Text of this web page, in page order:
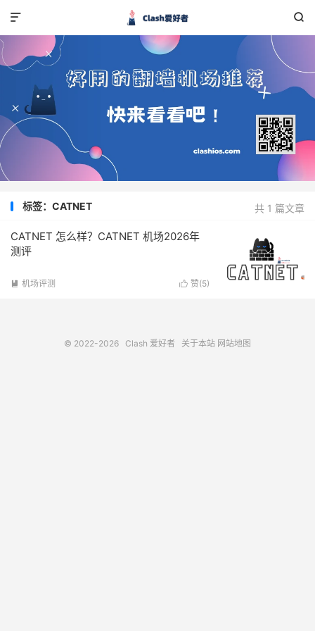


共 1 篇文章
标签：CATNET
CATNET 怎么样？CATNET 机场2026年
测评
 赞(5)
 机场评测
© 2022-2026 Clash 爱好者 关于本站 网站地图